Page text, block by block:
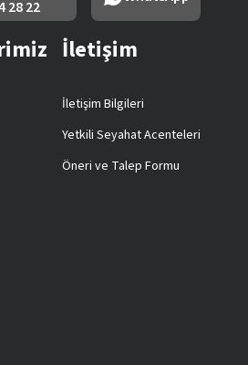
28 22
İletişim
İletişim Bilgileri
Yetkili Seyahat Acenteleri
Öneri ve Talep Formu